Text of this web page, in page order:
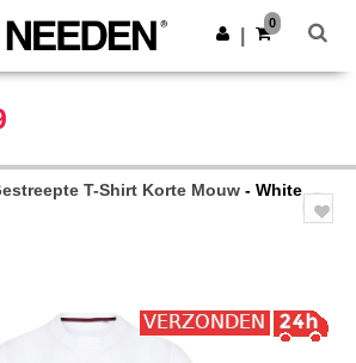
in de app!
Download app
0
T-Shirt Korte Mouw - White